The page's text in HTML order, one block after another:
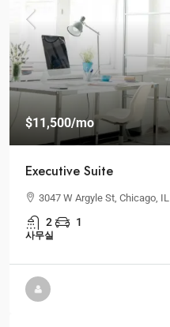
$11,500/mo
Executive Suite
3047 W Argyle St, Chicago,
2 1
사무실